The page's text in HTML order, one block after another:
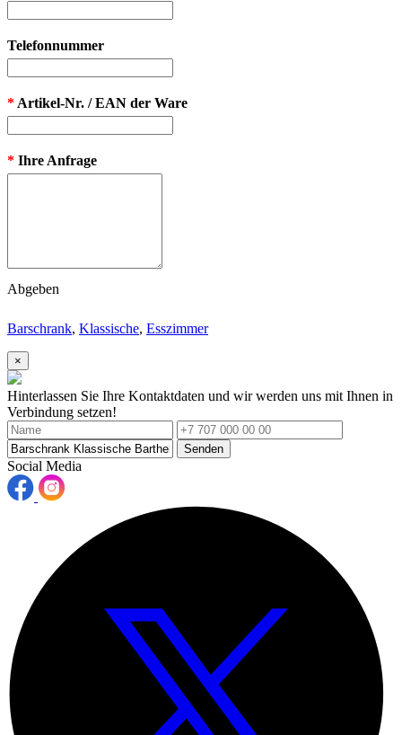
Telefonnummer
* Artikel-Nr. / EAN der Ware
* Ihre Anfrage
Abgeben
Barschrank, Klassische, Esszimmer
×
Hinterlassen Sie Ihre Kontaktdaten und wir werden uns mit Ihnen in
Verbindung setzen!
Senden
Social Media